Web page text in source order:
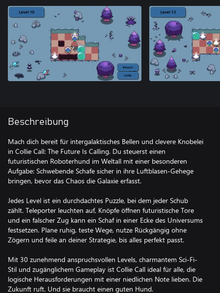
Beschreibung
Mach dich bereit für intergalaktisches Bellen und clevere Knobelei
in Collie Call: The Future Is Calling. Du steuerst einen
futuristischen Roboterhund im Weltall mit einer besonderen
Aufgabe: Schwebende Schafe sicher in ihre Luftblasen-Gehege
bringen, bevor das Chaos die Galaxie erfasst.
Jedes Level ist ein durchdachtes Puzzle, bei dem jeder Schub
zählt. Teleporter leuchten auf, Knöpfe öffnen futuristische Tore
und ein falscher Zug kann ein Schaf in einer Ecke des Universums
festsetzen. Plane ruhig, teste Wege, nutze Rückgängig ohne
Zögern und feile an deiner Strategie, bis alles perfekt passt.
Mit 30 zunehmend anspruchsvollen Levels, charmantem Sci-Fi-
Stil und zugänglichem Gameplay ist Collie Call ideal für alle, die
logische Herausforderungen mit einer niedlichen Note lieben. Die
Zukunft ruft. Und sie braucht einen guten Hund.